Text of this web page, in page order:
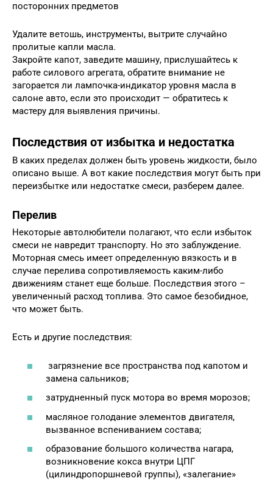
посторонних предметов
Удалите ветошь, инструменты, вытрите случайно
пролитые капли масла.
Закройте капот, заведите машину, прислушайтесь к
работе силового агрегата, обратите внимание не
загорается ли лампочка-индикатор уровня масла в
салоне авто, если это происходит — обратитесь к
мастеру для выявления причины.
Последствия от избытка и недостатка
В каких пределах должен быть уровень жидкости, было
описано выше. А вот какие последствия могут быть при
переизбытке или недостатке смеси, разберем далее.
Перелив
Некоторые автолюбители полагают, что если избыток
смеси не навредит транспорту. Но это заблуждение.
Моторная смесь имеет определенную вязкость и в
случае перелива сопротивляемость каким-либо
движениям станет еще больше. Последствия этого –
увеличенный расход топлива. Это самое безобидное,
что может быть.
Есть и другие последствия:
загрязнение все пространства под капотом и
замена сальников;
затрудненный пуск мотора во время морозов;
масляное голодание элементов двигателя,
вызванное вспениванием состава;
образование большого количества нагара,
возникновение кокса внутри ЦПГ
(цилиндропоршневой группы), «залегание»